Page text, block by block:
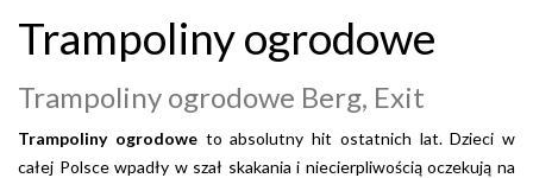
Trampoliny ogrodowe
Trampoliny ogrodowe Berg, Exit
Trampoliny ogrodoweto absolutny hit ostatnich lat. Dzieci w
całej Polsce wpadły w szał skakania i niecierpliwością oczekują na